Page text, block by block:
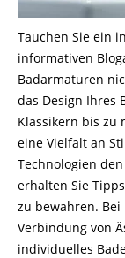
Tauchen Sie ein
informativen
Badarmaturen
das Design Ihres
Klassikern bis zu
eine Vielfalt an
Technologien
erhalten Sie
zu bewahren.
Verbindung von
individuelles